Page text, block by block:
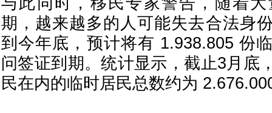
期，越来越多的人可能失去合法身
到今年底，预计将有 1.938.805 份
问签证到期。统计显示，截止3月底
民在内的临时居民总数约为